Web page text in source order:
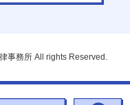
事務所 All rights Reserved.